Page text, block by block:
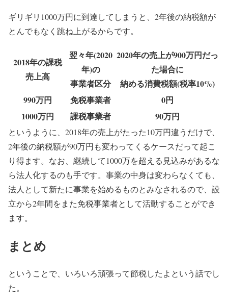
ギリギリ1000万円に到達してしまうと、2年後の納税額が
とんでもなく跳ね上がるからです。
2018年の課税
売上高
翌々年(2020
年)の
事業者区分
2020年の売上が900万円だっ
た場合に
納める消費税額(税率10%)
990万円
免税事業者
0円
1000万円
課税事業者 90万円
というように、2018年の売上がたった10万円違うだけで、
2年後の納税額が90万円も変わってくるケースだって起こ
り得ます。なお、継続して1000万を超える見込みがあるな
ら法人化するのも手です。事業の中身は変わらなくても、
法人として新たに事業を始めるものとみなされるので、設
立から2年間をまた免税事業者として活動することができ
ます。
まとめ
ということで、いろいろ頑張って節税したよという話でし
た。